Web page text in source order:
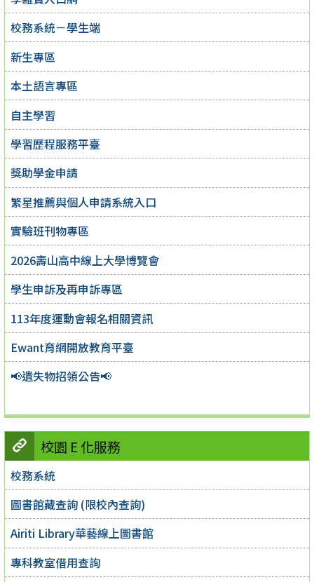
校務系統－學生端
新生專區
本土語言專區
自主學習
學習歷程服務平臺
獎助學金申請
繁星推薦與個人申請系統入口
實驗班刊物專區
2026壽山高中線上大學博覽會
學生申訴及再申訴專區
113年度運動會報名相關資訊
Ewant育網開放教育平臺
📢遺失物招領公告📢
校園 E 化服務
校務系統
圖書館藏查詢 (限校內查詢)
Airiti Library華藝線上圖書館
專科教室借用查詢